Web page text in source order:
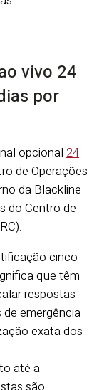
vivo 24
por
opcional 24
de Operações
da Blackline
do Centro de
cinco
que têm
respostas
de emergência
exata dos
até a